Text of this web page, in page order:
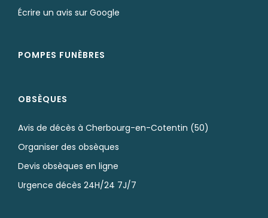
Écrire un avis sur Google
POMPES FUNÈBRES
OBSÈQUES
Avis de décès à Cherbourg-en-Cotentin (50)
Organiser des obsèques
Devis obsèques en ligne
Urgence décès 24H/24 7J/7